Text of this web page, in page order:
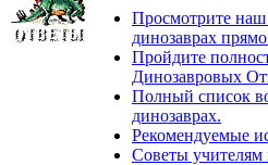
Просмотрите
динозаврах
Пройдите
Динозавровых
Полный список
динозаврах.
Рекомендуемые
Советы учителям